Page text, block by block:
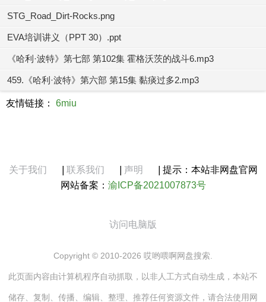
STG_Road_Dirt-Rocks.png
EVA培训讲义（PPT 30）.ppt
《哈利·波特》第七部 第102集 霍格沃茨的战斗6.mp3
459.《哈利·波特》第六部 第15集 黏痰过多2.mp3
友情链接： 6miu
关于我们 联系我们 声明
提示：本站非网盘官网
网站备案： 渝ICP备2021007873号
访问电脑版
Copyright © 2010-2026 哎哟喂啊网盘搜索.
此页面内容由计算机程序自动抓取，以非人工方式自动生成，本站不
储存、复制、传播、编辑、整理、推荐任何资源文件，请合法使用网